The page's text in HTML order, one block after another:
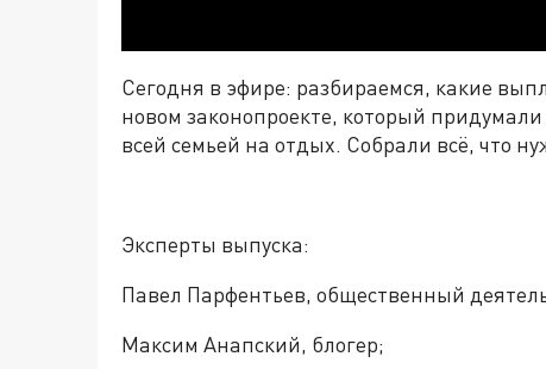
Сегодня в эфире: разбираемся, какие
новом законопроекте, который
всей семьей на отдых. Собрали всё, что
Эксперты выпуска:
Павел Парфентьев, общественный
Максим Анапский, блогер;